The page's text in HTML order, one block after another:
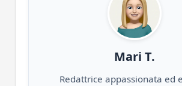
Mari T.
Redattrice appassionata ed